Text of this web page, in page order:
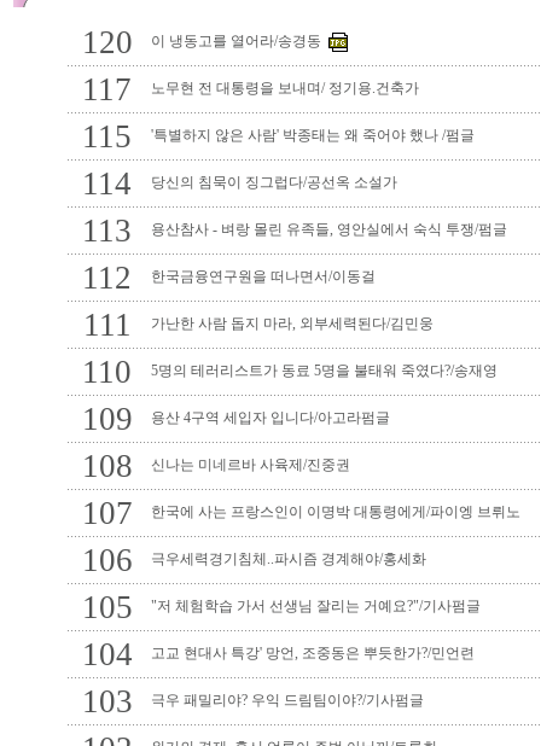
120 이 냉동고를 열어라/송경동
117 노무현 전 대통령을 보내며/ 정기용.건축가
115 '특별하지 않은 사람' 박종태는 왜 죽어야 했나 /펌글
114 당신의 침묵이 징그럽다/공선옥 소설가
113 용산참사 - 벼랑 몰린 유족들, 영안실에서 숙식 투쟁/펌글
112 한국금융연구원을 떠나면서/이동걸
111 가난한 사람 돕지 마라, 외부세력된다/김민웅
110 5명의 테러리스트가 동료 5명을 불태워 죽였다?/송재영
109 용산 4구역 세입자 입니다/아고라펌글
108 신나는 미네르바 사육제/진중권
107 한국에 사는 프랑스인이 이명박 대통령에게/파이엥 브뤼노
106 극우세력경기침체..파시즘 경계해야/홍세화
105 "저 체험학습 가서 선생님 잘리는 거예요?"/기사펌글
104 고교 현대사 특강' 망언, 조중동은 뿌듯한가?/민언련
103 극우 패밀리야? 우익 드림팀이야?/기사펌글